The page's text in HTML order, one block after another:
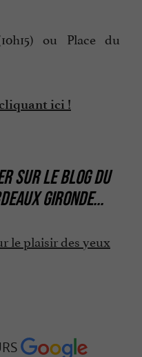
ou Place du
ici !
SURLE BLOG DU
GIRONDE...
le plaisir des yeux